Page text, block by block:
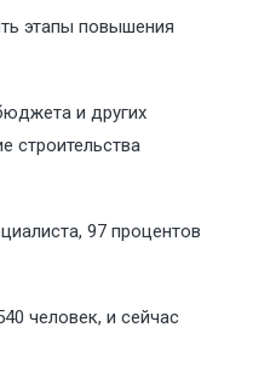
этапы повышения
и других
строительства
97 процентов
человек, и сейчас